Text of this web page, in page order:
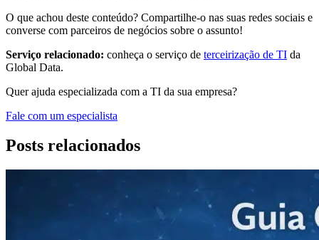
O que achou deste conteúdo? Compartilhe-o nas suas redes sociais e
converse com parceiros de negócios sobre o assunto!
Serviço relacionado: conheça o serviço de terceirização de TI da
Global Data.
Quer ajuda especializada com a TI da sua empresa?
Fale com um especialista
Posts relacionados